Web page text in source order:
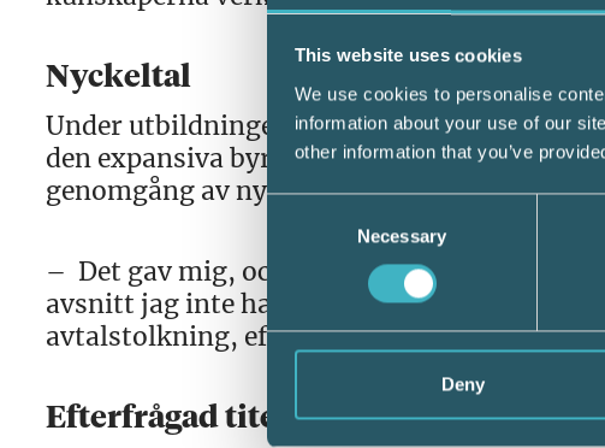
This website uses cookies
We use cookies to personalise
information about your use of our
other information that you’ve
Necessary
Deny
Nyckeltal
Under utbildningens gång fick Jessica
den expansiva byråns kunder. Exempelvis
genomgång av nyckeltal och hur de
– Det gav mig, och kunderna, en ny
avsnitt jag inte hade lika mycket nytta av
avtalstolkning, eftersom jag inte jobbar
Efterfrågad titel